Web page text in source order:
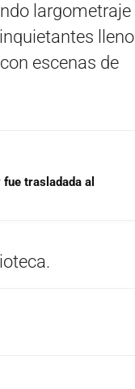
largometraje
lleno
escenas de
trasladada al